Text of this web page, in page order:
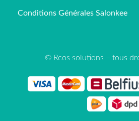
Conditions Générales Salonkee
© Rcos solutions – tous